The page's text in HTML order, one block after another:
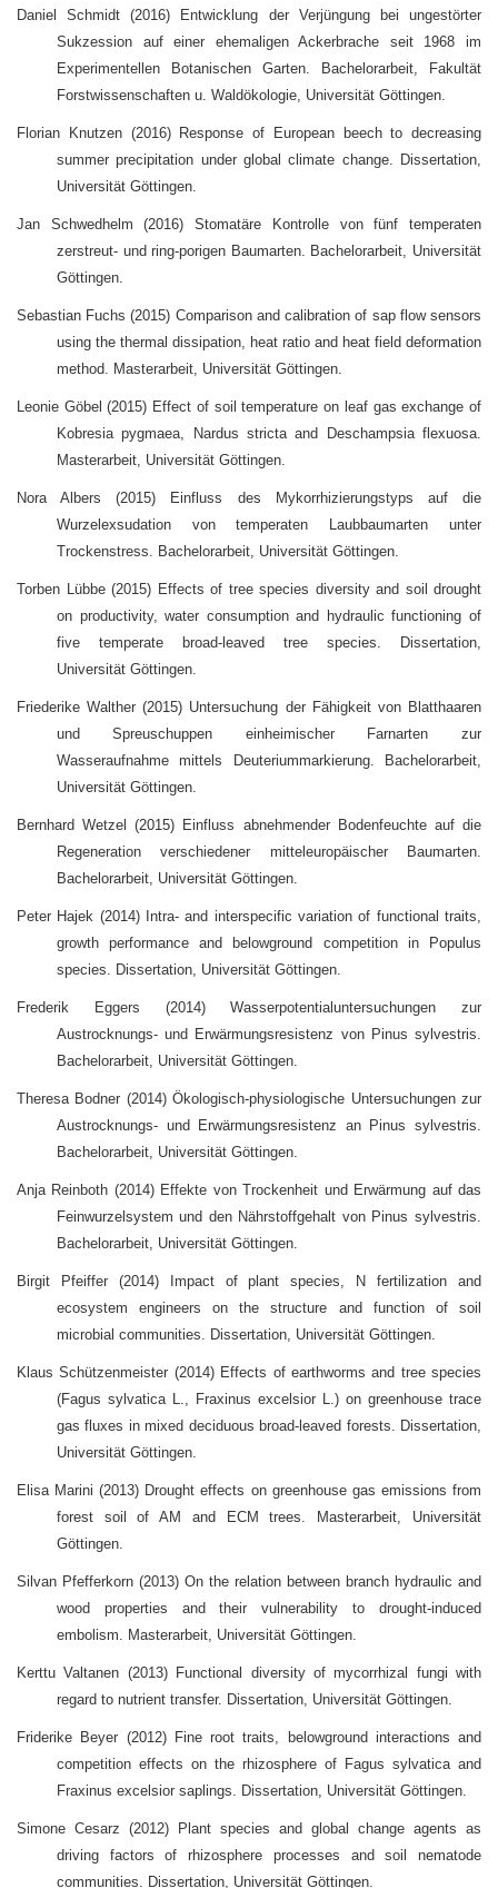
Daniel Schmidt (2016) Entwicklung der Verjüngung bei ungestörter
Sukzession auf einer ehemaligen Ackerbrache seit 1968 im
Experimentellen Botanischen Garten. Bachelorarbeit, Fakultät
Forstwissenschaften u. Waldökologie, Universität Göttingen.
Florian Knutzen (2016) Response of European beech to decreasing
summer precipitation under global climate change. Dissertation,
Universität Göttingen.
Jan Schwedhelm (2016) Stomatäre Kontrolle von fünf temperaten
zerstreut- und ring-porigen Baumarten. Bachelorarbeit, Universität
Göttingen.
Sebastian Fuchs (2015) Comparison and calibration of sap flow sensors
using the thermal dissipation, heat ratio and heat field deformation
method. Masterarbeit, Universität Göttingen.
Leonie Göbel (2015) Effect of soil temperature on leaf gas exchange of
Kobresia pygmaea, Nardus stricta and Deschampsia flexuosa.
Masterarbeit, Universität Göttingen.
Nora Albers (2015) Einfluss des Mykorrhizierungstyps auf die
Wurzelexsudation von temperaten Laubbaumarten unter
Trockenstress. Bachelorarbeit, Universität Göttingen.
Torben Lübbe (2015) Effects of tree species diversity and soil drought
on productivity, water consumption and hydraulic functioning of
five temperate broad-leaved tree species. Dissertation,
Universität Göttingen.
Friederike Walther (2015) Untersuchung der Fähigkeit von Blatthaaren
und Spreuschuppen einheimischer Farnarten zur
Wasseraufnahme mittels Deuteriummarkierung. Bachelorarbeit,
Universität Göttingen.
Bernhard Wetzel (2015) Einfluss abnehmender Bodenfeuchte auf die
Regeneration verschiedener mitteleuropäischer Baumarten.
Bachelorarbeit, Universität Göttingen.
Peter Hajek (2014) Intra- and interspecific variation of functional traits,
growth performance and belowground competition in Populus
species. Dissertation, Universität Göttingen.
Frederik Eggers (2014) Wasserpotentialuntersuchungen zur
Austrocknungs- und Erwärmungsresistenz von Pinus sylvestris.
Bachelorarbeit, Universität Göttingen.
Theresa Bodner (2014) Ökologisch-physiologische Untersuchungen zur
Austrocknungs- und Erwärmungsresistenz an Pinus sylvestris.
Bachelorarbeit, Universität Göttingen.
Anja Reinboth (2014) Effekte von Trockenheit und Erwärmung auf das
Feinwurzelsystem und den Nährstoffgehalt von Pinus sylvestris.
Bachelorarbeit, Universität Göttingen.
Birgit Pfeiffer (2014) Impact of plant species, N fertilization and
ecosystem engineers on the structure and function of soil
microbial communities. Dissertation, Universität Göttingen.
Klaus Schützenmeister (2014) Effects of earthworms and tree species
(Fagus sylvatica L., Fraxinus excelsior L.) on greenhouse trace
gas fluxes in mixed deciduous broad-leaved forests. Dissertation,
Universität Göttingen.
Elisa Marini (2013) Drought effects on greenhouse gas emissions from
forest soil of AM and ECM trees. Masterarbeit, Universität
Göttingen.
Silvan Pfefferkorn (2013) On the relation between branch hydraulic and
wood properties and their vulnerability to drought-induced
embolism. Masterarbeit, Universität Göttingen.
Kerttu Valtanen (2013) Functional diversity of mycorrhizal fungi with
regard to nutrient transfer. Dissertation, Universität Göttingen.
Friderike Beyer (2012) Fine root traits, belowground interactions and
competition effects on the rhizosphere of Fagus sylvatica and
Fraxinus excelsior saplings. Dissertation, Universität Göttingen.
Simone Cesarz (2012) Plant species and global change agents as
driving factors of rhizosphere processes and soil nematode
communities. Dissertation, Universität Göttingen.